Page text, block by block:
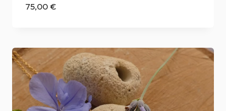
75,00€